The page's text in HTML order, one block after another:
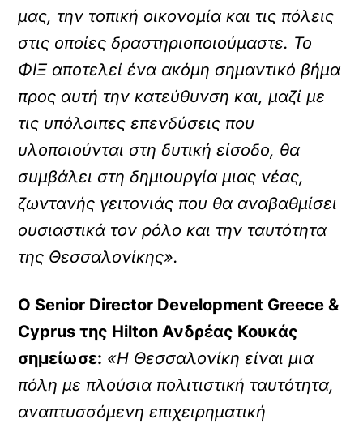
μας, την τοπική οικονομία και τις πόλεις
στις οποίες δραστηριοποιούμαστε. Το
ΦΙΞ αποτελεί ένα ακόμη σημαντικό βήμα
προς αυτή την κατεύθυνση και, μαζί με
τις υπόλοιπες επενδύσεις που
υλοποιούνται στη δυτική είσοδο, θα
συμβάλει στη δημιουργία μιας νέας,
ζωντανής γειτονιάς που θα αναβαθμίσει
ουσιαστικά τον ρόλο και την ταυτότητα
της Θεσσαλονίκης».
Ο Senior Director Development Greece &
Cyprus της Hilton Ανδρέας Κουκάς
σημείωσε: «Η Θεσσαλονίκη είναι μια
πόλη με πλούσια πολιτιστική ταυτότητα,
αναπτυσσόμενη επιχειρηματική